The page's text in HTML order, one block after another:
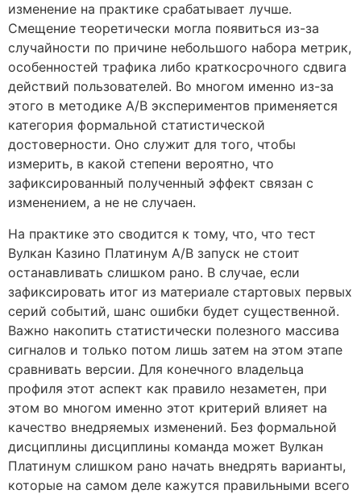
изменение на практике срабатывает лучше.
Смещение теоретически могла появиться из-за
случайности по причине небольшого набора метрик,
особенностей трафика либо краткосрочного сдвига
действий пользователей. Во многом именно из-за
этого в методике A/B экспериментов применяется
категория формальной статистической
достоверности. Оно служит для того, чтобы
измерить, в какой степени вероятно, что
зафиксированный полученный эффект связан с
изменением, а не не случаен.
На практике это сводится к тому, что, что тест
Вулкан Казино Платинум A/B запуск не стоит
останавливать слишком рано. В случае, если
зафиксировать итог из материале стартовых первых
серий событий, шанс ошибки будет существенной.
Важно накопить статистически полезного массива
сигналов и только потом лишь затем на этом этапе
сравнивать версии. Для конечного владельца
профиля этот аспект как правило незаметен, при
этом во многом именно этот критерий влияет на
качество внедряемых изменений. Без формальной
дисциплины дисциплины команда может Вулкан
Платинум слишком рано начать внедрять варианты,
которые на самом деле кажутся правильными всего